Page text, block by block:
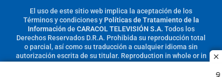
El uso de este sitio web implica la aceptación de los
Términos y condicionesy Políticas de Tratamiento de la
Información de CARACOL TELEVISIÓN S.A. Todos los
Derechos Reservados D.R.A. Prohibida su reproducción total
o parcial, así como su traducción a cualquier idioma sin
autorización escrita de su titular. Reproduction in whole or in